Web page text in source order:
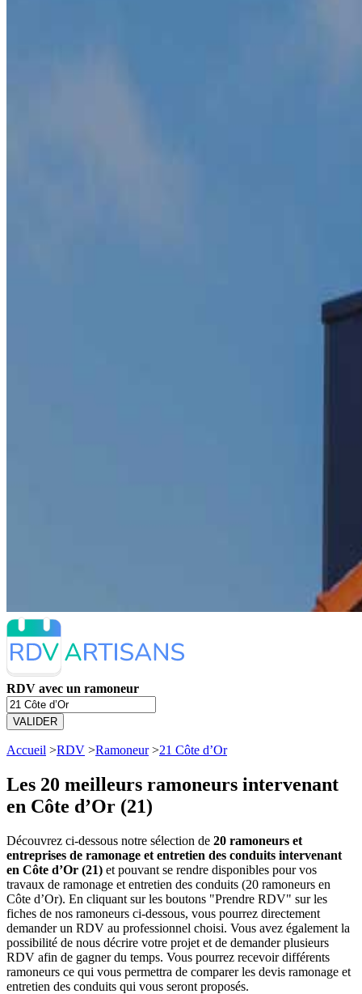
RDV avec un ramoneur
VALIDER
Accueil >RDV >Ramoneur>21 Côte d’Or
Les 20 meilleurs ramoneurs intervenant
en Côte d’Or (21)
Découvrez ci-dessous notre sélection de 20 ramoneurs et
entreprises de ramonage et entretien des conduits intervenant
en Côte d’Or (21) et pouvant se rendre disponibles pour vos
travaux de ramonage et entretien des conduits (20 ramoneurs en
Côte d’Or). En cliquant sur les boutons "Prendre RDV" sur les
fiches de nos ramoneurs ci-dessous, vous pourrez directement
demander un RDV au professionnel choisi. Vous avez également la
possibilité de nous décrire votre projet et de demander plusieurs
RDV afin de gagner du temps. Vous pourrez recevoir différents
ramoneurs ce qui vous permettra de comparer les devis ramonage et
entretien des conduits qui vous seront proposés.